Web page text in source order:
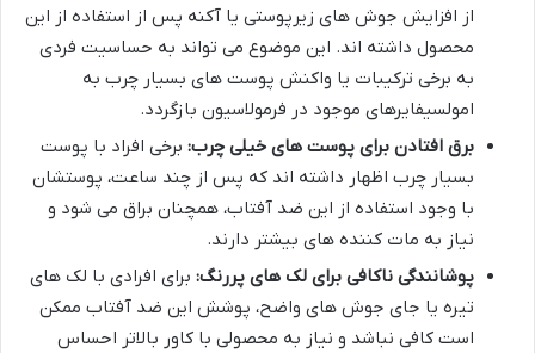
از افزایش جوش های زیرپوستی یا آکنه پس از استفاده از این
محصول داشته اند. این موضوع می تواند به حساسیت فردی
به برخی ترکیبات یا واکنش پوست های بسیار چرب به
امولسیفایرهای موجود در فرمولاسیون بازگردد.
برق افتادن برای پوست های خیلی چرب: برخی افراد با پوست
بسیار چرب اظهار داشته اند که پس از چند ساعت، پوستشان
با وجود استفاده از این ضد آفتاب، همچنان براق می شود و
نیاز به مات کننده های بیشتر دارند.
پوشانندگی ناکافی برای لک های پررنگ: برای افرادی با لک های
تیره یا جای جوش های واضح، پوشش این ضد آفتاب ممکن
است کافی نباشد و نیاز به محصولی با کاور بالاتر احساس